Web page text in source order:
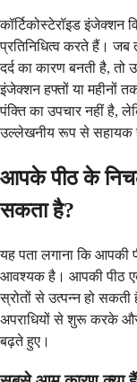
कॉर्टिकोस्टेरॉइड इंजेक्शन
प्रतिनिधित्व करते हैं।
दर्द का कारण बनती है, तो
इंजेक्शन हफ्तों या महीनों
पंक्ति का उपचार नहीं है,
उल्लेखनीय रूप से सहायक
आपके पीठ के
सकता है?
यह पता लगाना कि आपकी
आवश्यक है। आपकी पीठ
स्रोतों से उत्पन्न हो
अपराधियों से शुरू करके और
बढ़ते हुए।